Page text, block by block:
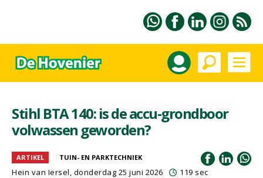
Stihl BTA 140: is de accu-grondboor
volwassen geworden?
ARTIKEL TUIN- EN PARKTECHNIEK
Hein van Iersel, donderdag 25 juni 2026 119 sec